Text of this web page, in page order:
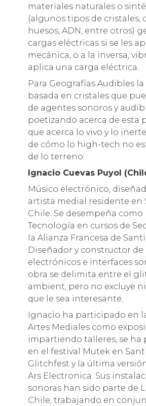
materiales naturales o
(algunos tipos de cristales,
huesos, ADN, entre otros)
cargas eléctricas si se les
mecánica, o a la inversa,
aplica una carga eléctrica.
Para Geografías Audibles
basada en cristales que
de agentes sonoros y
poetizando acerca de esta
que acerca lo vivo y lo
de cómo lo high-tech no
de lo terreno.
Ignacio Cuevas Puyol
Músico electrónico,
artista medial residente en
Chile. Se desempeña como
Tecnología en cursos de
la Alianza Francesa de
Diseñador y constructor
electrónicos e interfaces
obra se delimita entre el
ambient, pero no excluye
que le sea interesante.
Ignacio ha participado en
Artes Mediales como
impartiendo talleres, se ha
en el festival Mutek en
Glitchfest y la última
Ars Electronica. Sus
sonoras han sido parte de
Chile, trabajando en